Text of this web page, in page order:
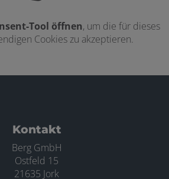
Tool öffnen, um die für dieses
Cookies zu akzeptieren.
Kontakt
Berg GmbH
Ostfeld 15
21635 Jork